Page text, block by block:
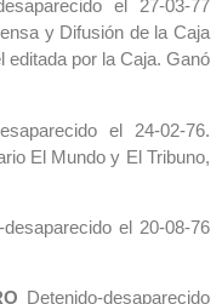
el 27-03-77
y Difusión de la Caja
editada por la Caja. Ganó
el 24-02-76.
El Mundo y El Tribuno,
desaparecido el 20-08-76
Detenido-desaparecido